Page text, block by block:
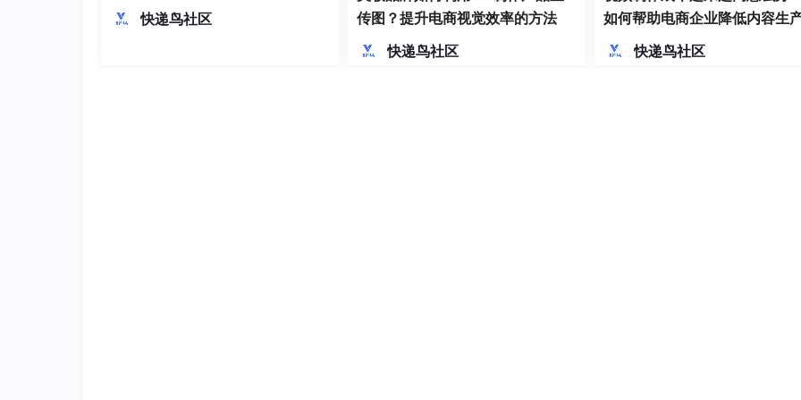
五、结语
快递鸟社区
传图？提升电商视觉效率的方法
快递鸟社区
如何帮助电商企业降低内容生
力
快递鸟社区